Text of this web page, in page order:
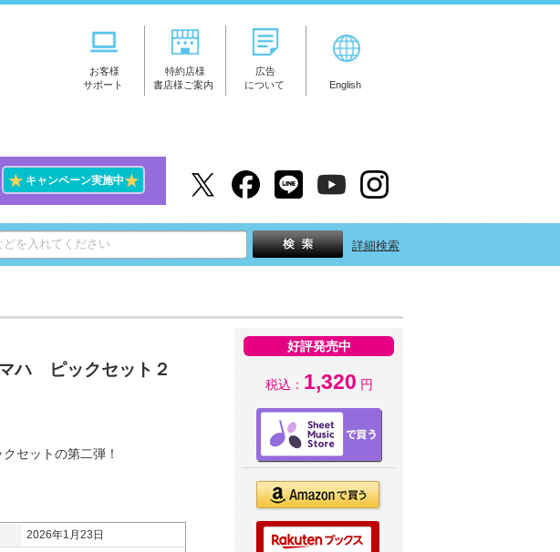
お客様
サポート
特約店様
書店様ご案内
広告
について
English
★キャンペーン実施中★
詳細検索
ハ ピックセット２
セットの第二弾！
2026年1月23日
好評発売中
税込： 1,320 円